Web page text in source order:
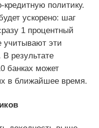
политику.
ускорено: шаг
1 процентный
учитывают эти
результате
банках может
в ближайшее время.